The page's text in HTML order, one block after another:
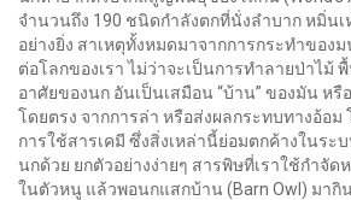
จำนวนถึง 190 ชนิดกำลังตกที่นั่งลำบาก หมิ่น
อย่างยิ่ง สาเหตุทั้งหมดมาจากการกระทำของ
ต่อโลกของเรา ไม่ว่าจะเป็นการทำลายป่าไม้
อาศัยของนก อันเป็นเสมือน “บ้าน” ของมัน ห
โดยตรง จากการล่า หรือส่งผลกระทบทางอ้อ
การใช้สารเคมี ซึ่งสิ่งเหล่านี้ย่อมตกค้างในระ
นกด้วย ยกตัวอย่างง่ายๆ สารพิษที่เราใช้กำจั
ในตัวหนู แล้วพอนกแสกบ้าน (Barn Owl) มากิ